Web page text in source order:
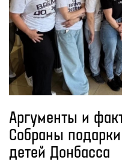
Аргументы и
Собраны
детей Донбасса